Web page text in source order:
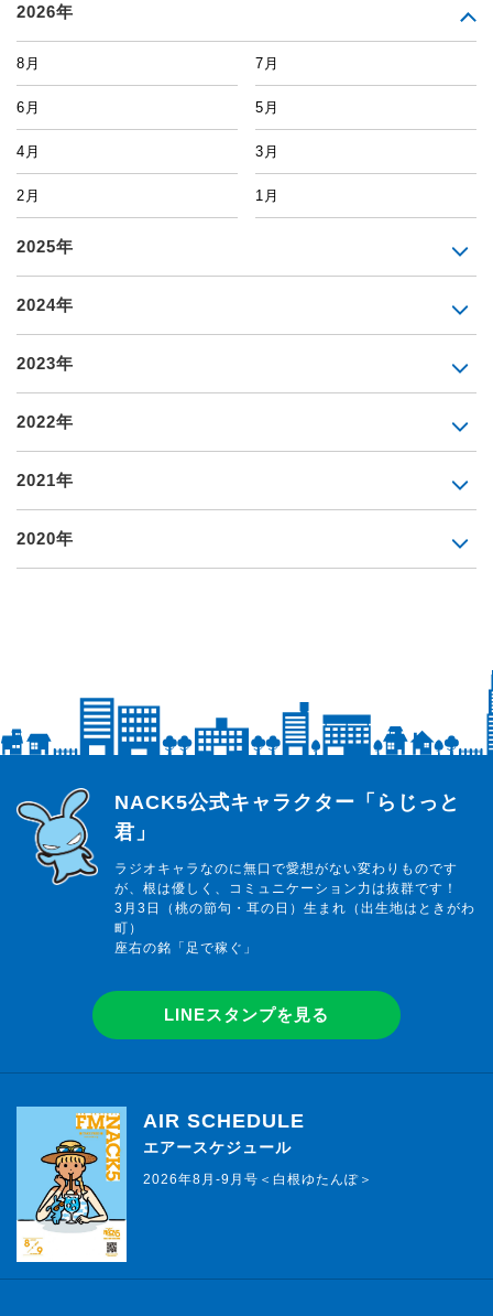
2026年
8月 7月
6月 5月
4月 3月
2月 1月
2025年
2024年
2023年
2022年
2021年
2020年
らじっと君
NACK5公式キャラクター「らじっと
君」
ラジオキャラなのに無口で愛想がない変わりものです
が、根は優しく、コミュニケーション力は抜群です！
3月3日（桃の節句・耳の日）生まれ（出生地はときがわ
町）
座右の銘「足で稼ぐ」
LINEスタンプを見る
AIR SCHEDULE
エアースケジュール
2026年8月-9月号＜白根ゆたんぽ＞